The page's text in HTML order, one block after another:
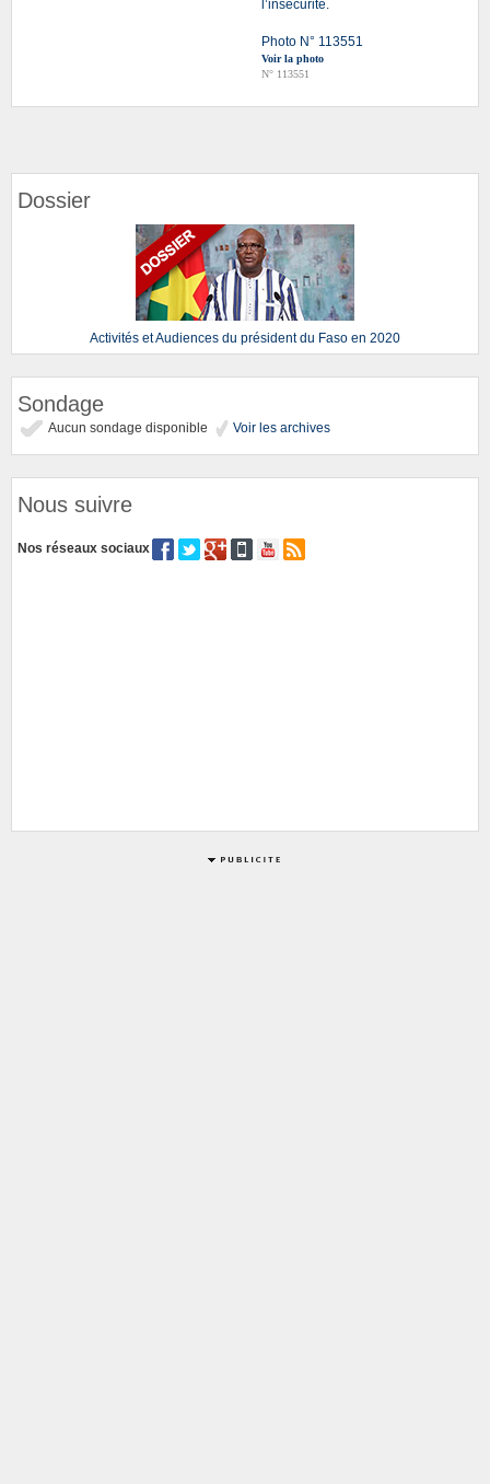
l’insécurité.
Photo N° 113551
Voir la photo
N° 113551
Dossier
Activités et Audiences du président du Faso en 2020
Sondage
Aucun sondage disponible Voir les archives
Nous suivre
Nos réseaux sociaux